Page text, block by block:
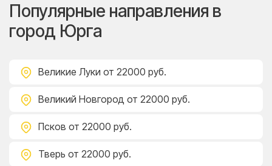
Популярные направления в
город Юрга
Великие Луки от 22000 руб.
Великий Новгород от 22000 руб.
Псков от 22000 руб.
Тверь от 22000 руб.